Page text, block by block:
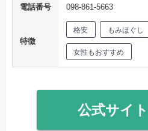
電話番号
098-861-5663
特徴
格安 もみほぐし
女性もおすすめ
公式サイ